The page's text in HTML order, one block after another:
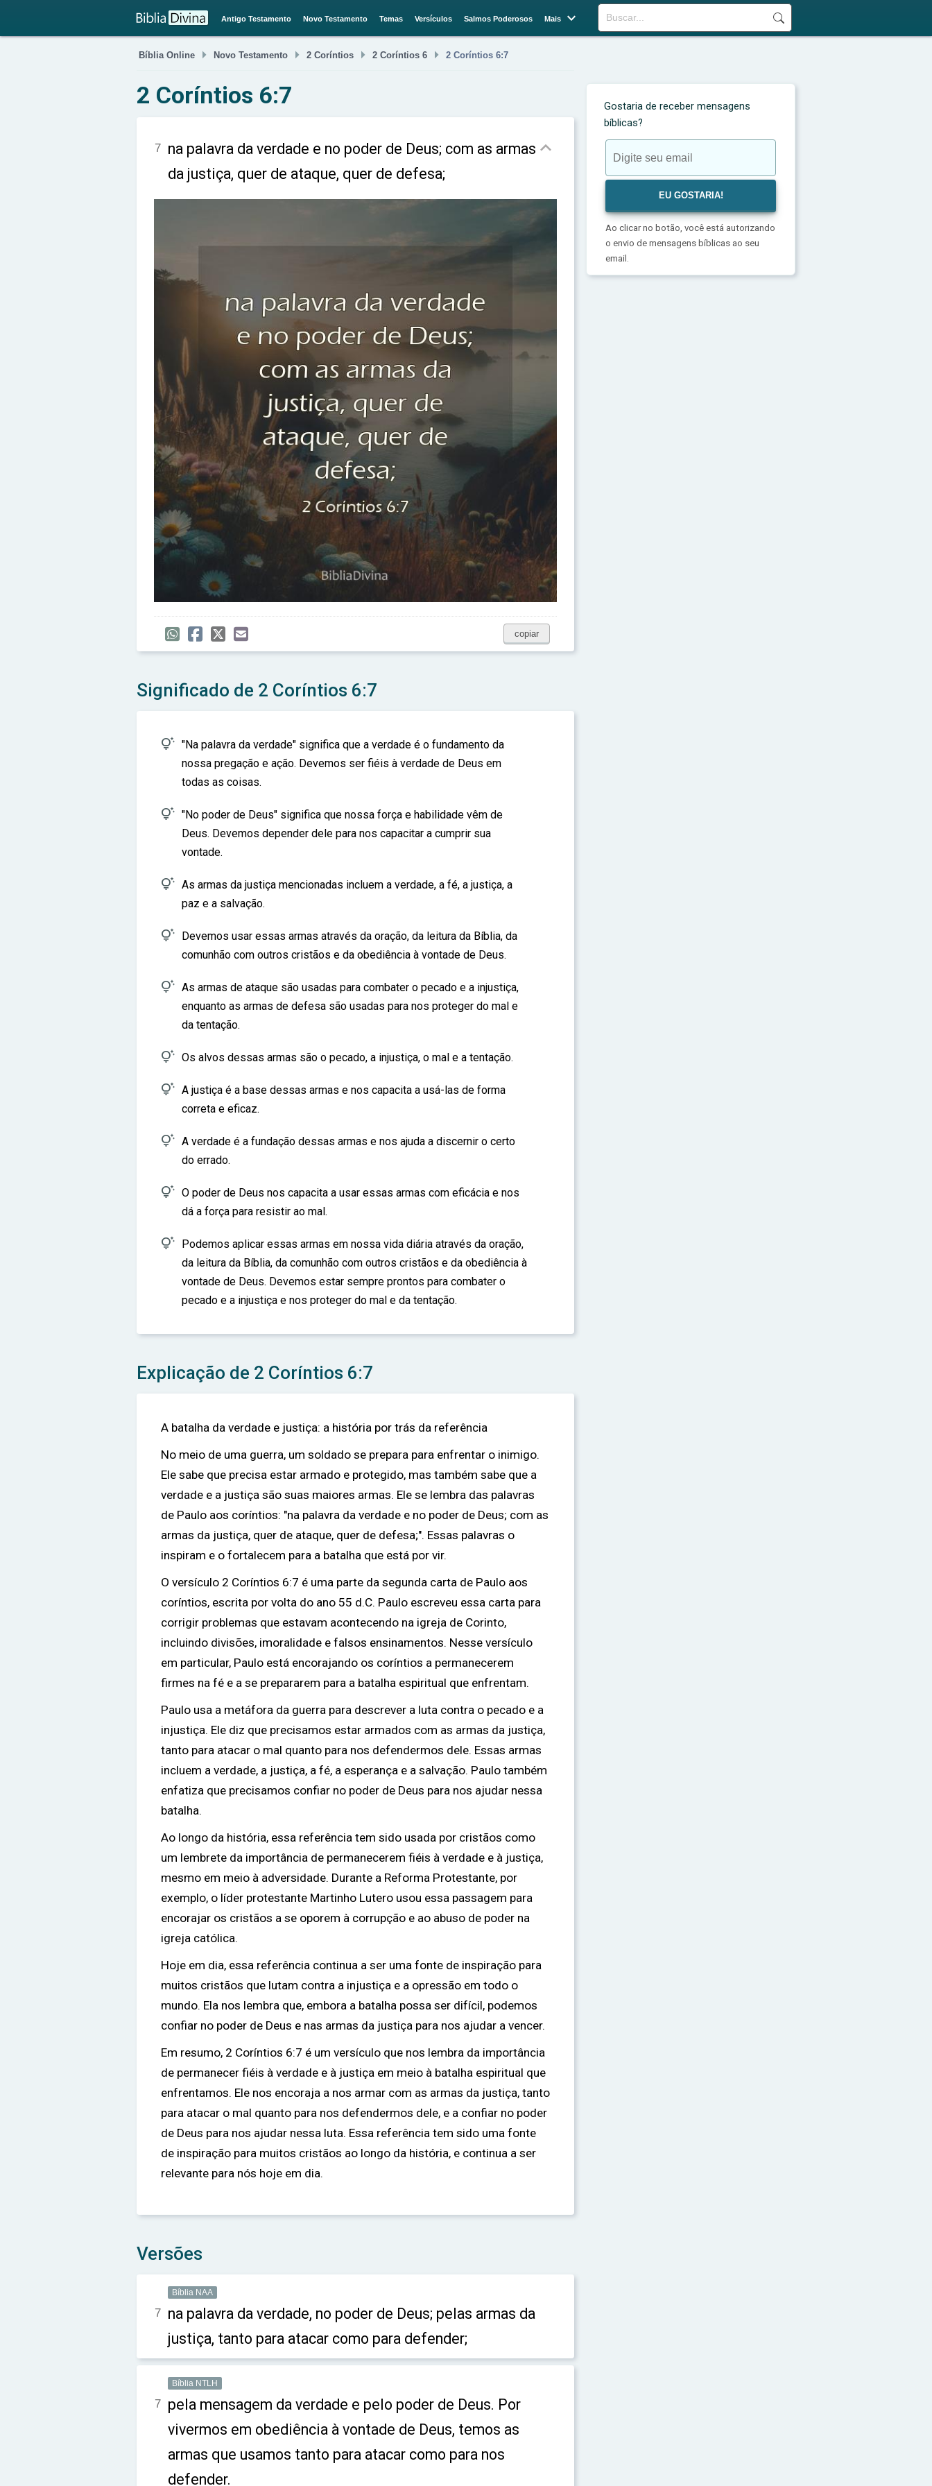
Buscar
Antigo Testamento Novo Testamento Temas Versículos Salmos Poderosos Mais 
Bíblia Online  Novo Testamento  2 Coríntios  2 Coríntios 6  2 Coríntios 6:7
2 Coríntios 6:7
7 na palavra da verdade e no poder de Deus; com as armas
da justiça, quer de ataque, quer de defesa;

copiar
Significado de 2 Coríntios 6:7
 "Na palavra da verdade" significa que a verdade é o fundamento da
nossa pregação e ação. Devemos ser fiéis à verdade de Deus em
todas as coisas.
 "No poder de Deus" significa que nossa força e habilidade vêm de
Deus. Devemos depender dele para nos capacitar a cumprir sua
vontade.
 As armas da justiça mencionadas incluem a verdade, a fé, a justiça, a
paz e a salvação.
 Devemos usar essas armas através da oração, da leitura da Bíblia, da
comunhão com outros cristãos e da obediência à vontade de Deus.
 As armas de ataque são usadas para combater o pecado e a injustiça,
enquanto as armas de defesa são usadas para nos proteger do mal e
da tentação.
 Os alvos dessas armas são o pecado, a injustiça, o mal e a tentação.
 A justiça é a base dessas armas e nos capacita a usá-las de forma
correta e eficaz.
 A verdade é a fundação dessas armas e nos ajuda a discernir o certo
do errado.
 O poder de Deus nos capacita a usar essas armas com eficácia e nos
dá a força para resistir ao mal.
 Podemos aplicar essas armas em nossa vida diária através da oração,
da leitura da Bíblia, da comunhão com outros cristãos e da obediência à
vontade de Deus. Devemos estar sempre prontos para combater o
pecado e a injustiça e nos proteger do mal e da tentação.
Explicação de 2 Coríntios 6:7
A batalha da verdade e justiça: a história por trás da referência
No meio de uma guerra, um soldado se prepara para enfrentar o inimigo.
Ele sabe que precisa estar armado e protegido, mas também sabe que a
verdade e a justiça são suas maiores armas. Ele se lembra das palavras
de Paulo aos coríntios: "na palavra da verdade e no poder de Deus; com as
armas da justiça, quer de ataque, quer de defesa;". Essas palavras o
inspiram e o fortalecem para a batalha que está por vir.
O versículo 2 Coríntios 6:7 é uma parte da segunda carta de Paulo aos
coríntios, escrita por volta do ano 55 d.C. Paulo escreveu essa carta para
corrigir problemas que estavam acontecendo na igreja de Corinto,
incluindo divisões, imoralidade e falsos ensinamentos. Nesse versículo
em particular, Paulo está encorajando os coríntios a permanecerem
firmes na fé e a se prepararem para a batalha espiritual que enfrentam.
Paulo usa a metáfora da guerra para descrever a luta contra o pecado e a
injustiça. Ele diz que precisamos estar armados com as armas da justiça,
tanto para atacar o mal quanto para nos defendermos dele. Essas armas
incluem a verdade, a justiça, a fé, a esperança e a salvação. Paulo também
enfatiza que precisamos confiar no poder de Deus para nos ajudar nessa
batalha.
Ao longo da história, essa referência tem sido usada por cristãos como
um lembrete da importância de permanecerem fiéis à verdade e à justiça,
mesmo em meio à adversidade. Durante a Reforma Protestante, por
exemplo, o líder protestante Martinho Lutero usou essa passagem para
encorajar os cristãos a se oporem à corrupção e ao abuso de poder na
igreja católica.
Hoje em dia, essa referência continua a ser uma fonte de inspiração para
muitos cristãos que lutam contra a injustiça e a opressão em todo o
mundo. Ela nos lembra que, embora a batalha possa ser difícil, podemos
confiar no poder de Deus e nas armas da justiça para nos ajudar a vencer.
Em resumo, 2 Coríntios 6:7 é um versículo que nos lembra da importância
de permanecer fiéis à verdade e à justiça em meio à batalha espiritual que
enfrentamos. Ele nos encoraja a nos armar com as armas da justiça, tanto
para atacar o mal quanto para nos defendermos dele, e a confiar no poder
de Deus para nos ajudar nessa luta. Essa referência tem sido uma fonte
de inspiração para muitos cristãos ao longo da história, e continua a ser
relevante para nós hoje em dia.
Versões
Bíblia NAA
7 na palavra da verdade, no poder de Deus; pelas armas da
justiça, tanto para atacar como para defender;
Bíblia NTLH
7 pela mensagem da verdade e pelo poder de Deus. Por
vivermos em obediência à vontade de Deus, temos as
armas que usamos tanto para atacar como para nos
defender.
Gostaria de receber mensagens
bíblicas?
Ao clicar no botão, você está autorizando
o envio de mensagens bíblicas ao seu
email.